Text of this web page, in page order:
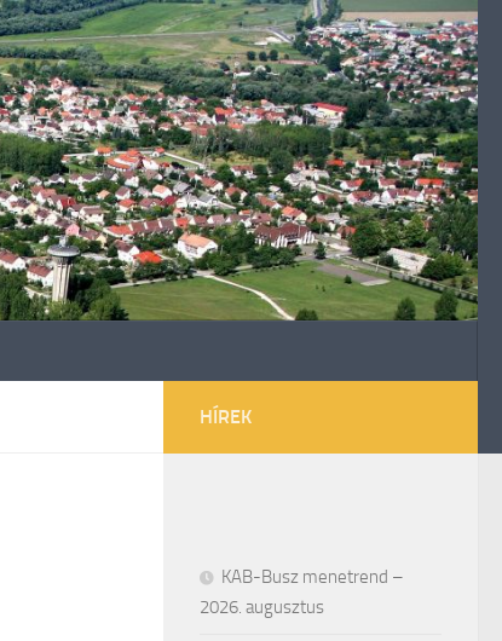
HÍREK
KAB-Busz menetrend –
2026. augusztus